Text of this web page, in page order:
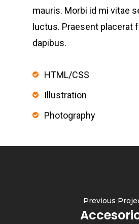
mauris. Morbi id mi vitae
luctus. Praesent placerat
dapibus.
HTML/CSS
Illustration
Photography
Previous